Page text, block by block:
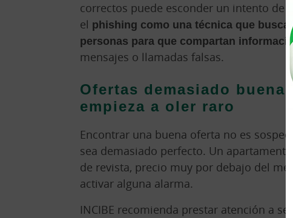
correctos puede esconder un intento de
el phishing como una técnica que
personas para que compartan
mensajes o llamadas falsas.
Ofertas demasiado
empieza a oler raro
Encontrar una buena oferta no es
sea demasiado perfecto. Un
de revista, precio muy por debajo del
activar alguna alarma.
INCIBE recomienda prestar atención a